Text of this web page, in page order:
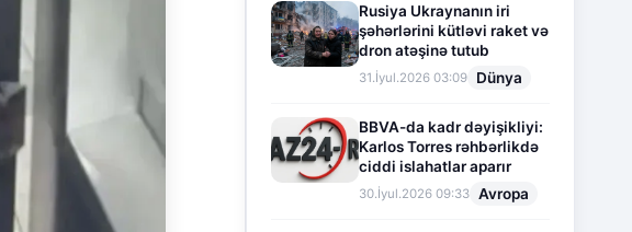
Rusiya Ukraynanın iri
şəhərlərini kütləvi raket və
dron atəşinə tutub
31.İyul.2026 03:09 Dünya
BBVA-da kadr dəyişikliyi:
Karlos Torres rəhbərlikdə
ciddi islahatlar aparır
30.İyul.2026 09:33 Avropa